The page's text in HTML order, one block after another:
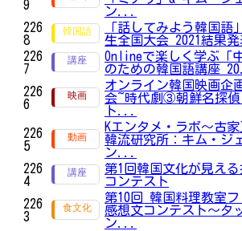
9
ン...
226
8
「話してみよう韓国語
生全国大会 2021結果発
226
7
Onlineで楽しく学ぶ「
のための韓国語講座
226
6
オンライン韓国映画企
会~時代劇③朝鮮名探
ト...
226
5
Kエンタメ・ラボ～古
韓流研究所：キム・ジ
ン...
226
4
第1回韓国文化が見え
コンテスト
226
3
第10回 韓国料理教室フ
感想文コンテスト～タ
ン...